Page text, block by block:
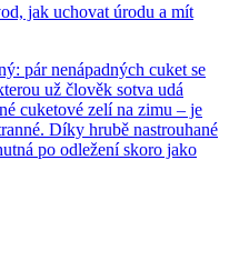
jak uchovat úrodu a mít
pár nenápadných cuket se
už člověk sotva udá
cuketové zelí na zimu – je
Díky hrubě nastrouhané
po odležení skoro jako